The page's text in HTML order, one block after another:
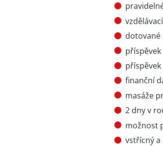
dotované
finanční
masáže
2 dny v
možnost
vstřícný a